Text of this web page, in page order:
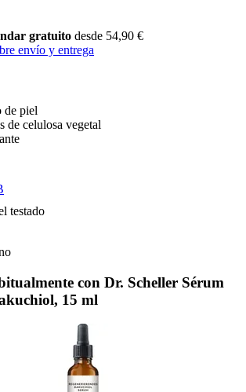
gratuito desde 54,90 €
envío y entrega
de piel
de celulosa vegetal
testado
con Dr. Scheller Sérum
15 ml